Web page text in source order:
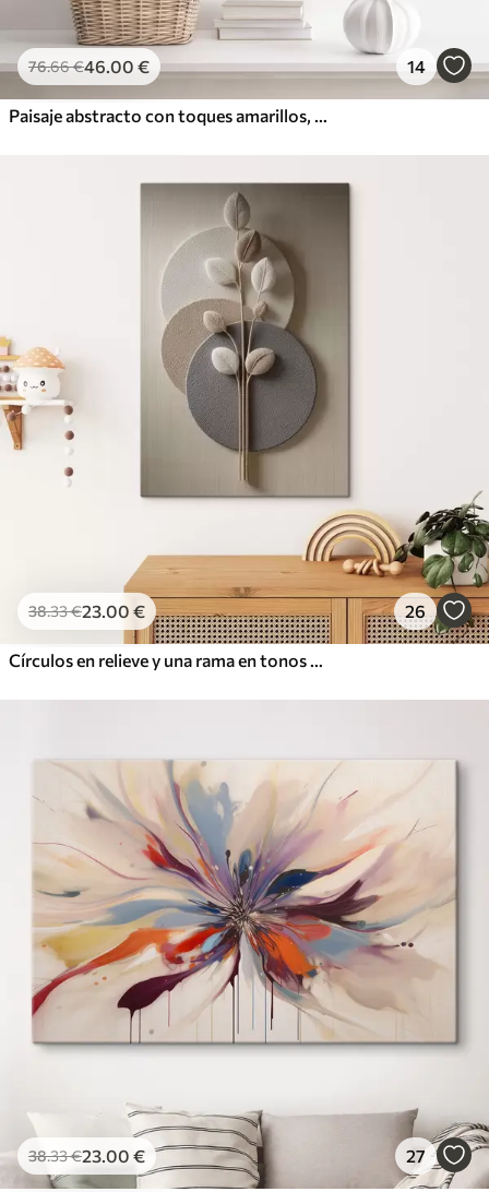
76.66€46.00 € 14
Paisaje abstracto con toques amarillos, una composición minimalista de tierra, agua y cielo, con colores apagados
38.33€23.00 € 26
Círculos en relieve y una rama en tonos neutros cálidos
38.33€23.00 € 27